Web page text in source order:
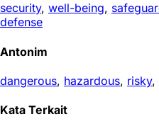
security, well-being,
defense
Antonim
dangerous, hazardous, risky,
Kata Terkait